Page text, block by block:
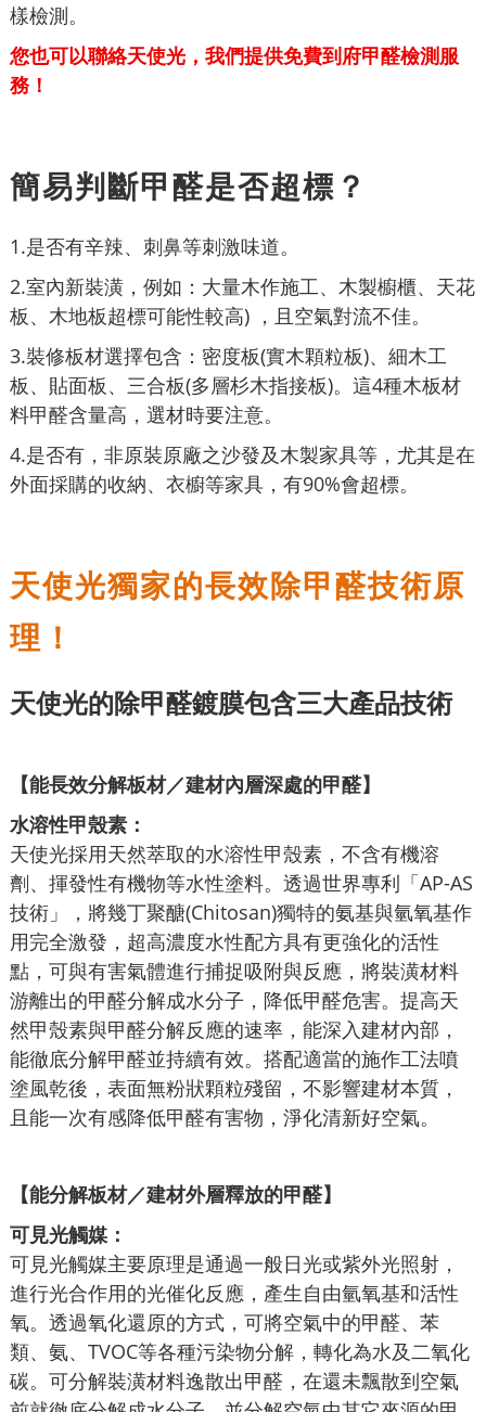
樣檢測。
您也可以聯絡天使光，我們提供免費到府甲醛檢測服
務！
簡易判斷甲醛是否超標？
1.是否有辛辣、刺鼻等刺激味道。
2.室內新裝潢，例如：大量木作施工、木製櫥櫃、天花
板、木地板超標可能性較高) ，且空氣對流不佳。
3.裝修板材選擇包含：密度板(實木顆粒板)、細木工
板、貼面板、三合板(多層杉木指接板)。這4種木板材
料甲醛含量高，選材時要注意。
4.是否有，非原裝原廠之沙發及木製家具等，尤其是在
外面採購的收納、衣櫥等家具，有90%會超標。
天使光獨家的長效除甲醛技術原
理！
天使光的除甲醛鍍膜包含三大產品技術
【能長效分解板材／建材內層深處的甲醛】
水溶性甲殼素：
天使光採用天然萃取的水溶性甲殼素，不含有機溶
劑、揮發性有機物等水性塗料。透過世界專利「AP-AS
技術」，將幾丁聚醣(Chitosan)獨特的氨基與氫氧基作
用完全激發，超高濃度水性配方具有更強化的活性
點，可與有害氣體進行捕捉吸附與反應，將裝潢材料
游離出的甲醛分解成水分子，降低甲醛危害。提高天
然甲殼素與甲醛分解反應的速率，能深入建材內部，
能徹底分解甲醛並持續有效。搭配適當的施作工法噴
塗風乾後，表面無粉狀顆粒殘留，不影響建材本質，
且能一次有感降低甲醛有害物，淨化清新好空氣。
【能分解板材／建材外層釋放的甲醛】
可見光觸媒：
可見光觸媒主要原理是通過一般日光或紫外光照射，
進行光合作用的光催化反應，產生自由氫氧基和活性
氧。透過氧化還原的方式，可將空氣中的甲醛、苯
類、氨、TVOC等各種污染物分解，轉化為水及二氧化
碳。可分解裝潢材料逸散出甲醛，在還未飄散到空氣